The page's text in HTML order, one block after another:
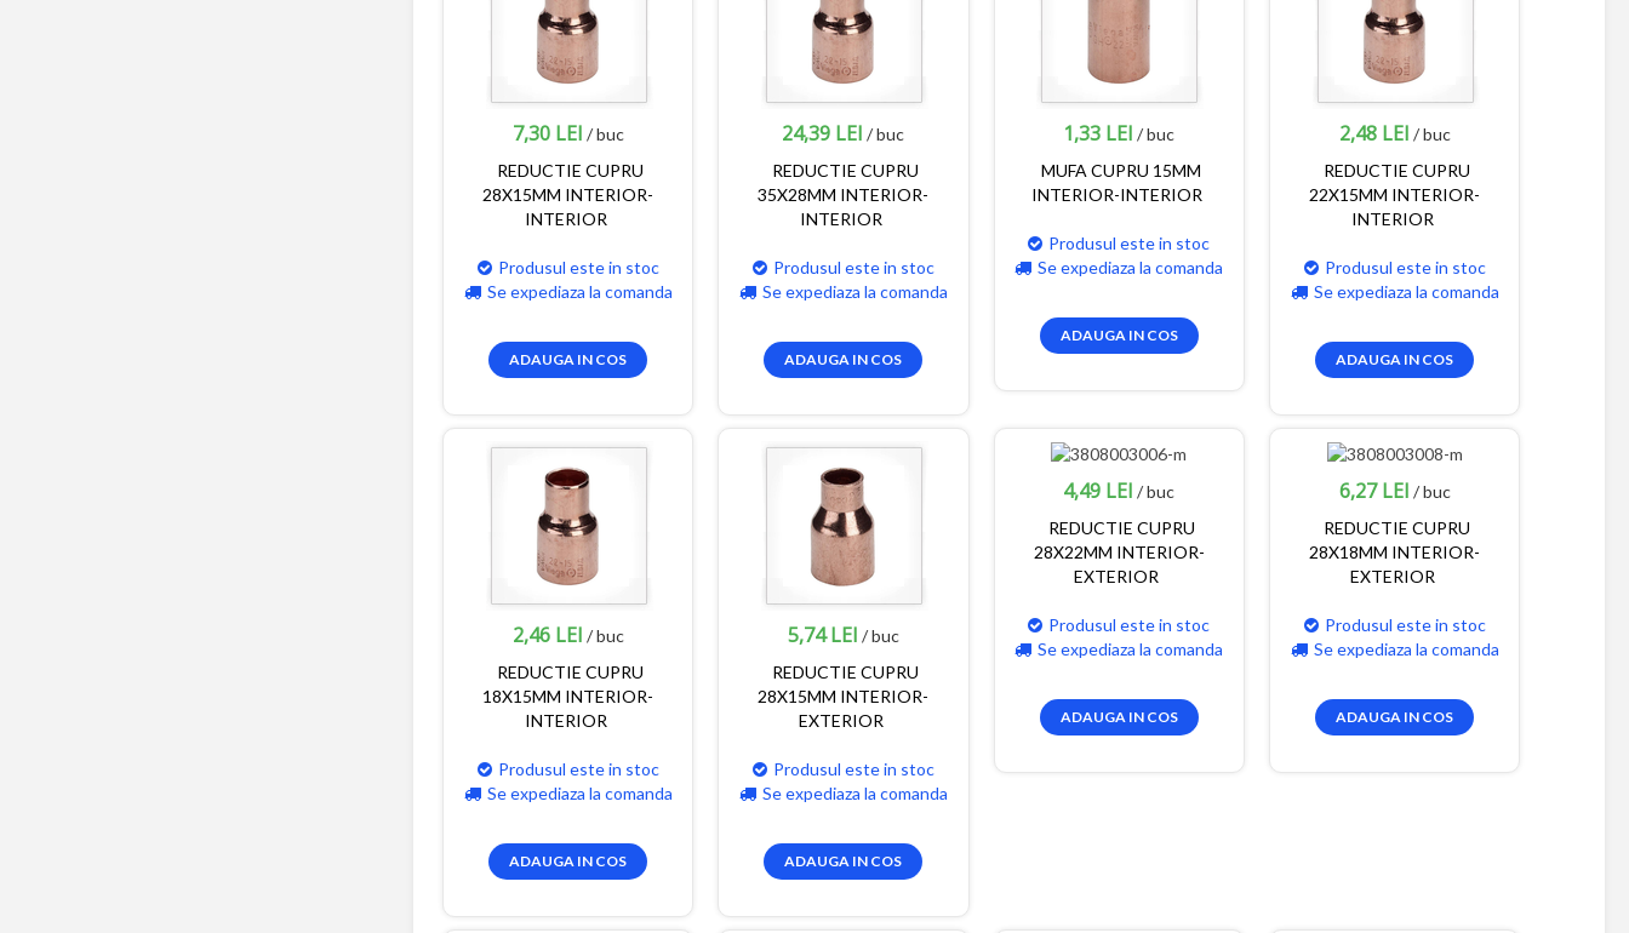
7,30 LEI / buc
REDUCTIE CUPRU
28X15MM INTERIOR-
INTERIOR
Produsul este in stoc
Se expediaza la comanda
ADAUGA IN COS
24,39 LEI / buc
REDUCTIE CUPRU
35X28MM INTERIOR-
INTERIOR
Produsul este in stoc
Se expediaza la comanda
ADAUGA IN COS
1,33 LEI / buc
MUFA CUPRU 15MM
INTERIOR-INTERIOR
Produsul este in stoc
Se expediaza la comanda
ADAUGA IN COS
2,48 LEI / buc
REDUCTIE CUPRU
22X15MM INTERIOR-
INTERIOR
Produsul este in stoc
Se expediaza la comanda
ADAUGA IN COS
2,46 LEI / buc
REDUCTIE CUPRU
18X15MM INTERIOR-
INTERIOR
Produsul este in stoc
Se expediaza la comanda
ADAUGA IN COS
5,74 LEI / buc
REDUCTIE CUPRU
28X15MM INTERIOR-
EXTERIOR
Produsul este in stoc
Se expediaza la comanda
ADAUGA IN COS
4,49 LEI / buc
REDUCTIE CUPRU
28X22MM INTERIOR-
EXTERIOR
Produsul este in stoc
Se expediaza la comanda
ADAUGA IN COS
6,27 LEI / buc
REDUCTIE CUPRU
28X18MM INTERIOR-
EXTERIOR
Produsul este in stoc
Se expediaza la comanda
ADAUGA IN COS